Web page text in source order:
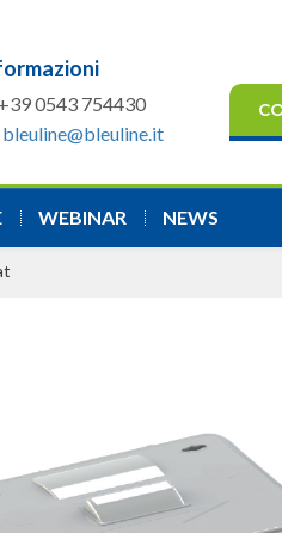
+39 0543 754430
bleuline@bleuline.it
WEBINAR NEWS